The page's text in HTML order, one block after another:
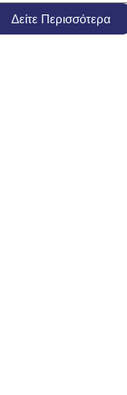
Δείτε Περισσότερα